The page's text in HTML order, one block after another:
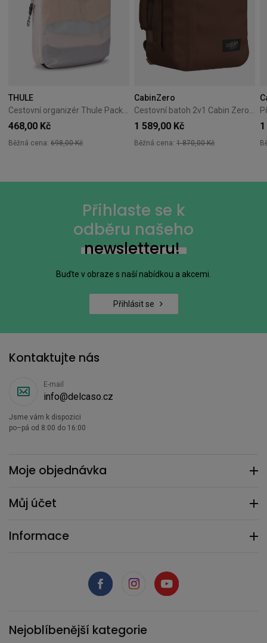
THULE
Cestovní organizér Thule PackingCube kompresní M bílý
468,00 Kč
Běžná cena: 698,00 Kč
CabinZero
Cestovní batoh 2v1 Cabin Zero Classic Tech 28L Redwood
1 589,00 Kč
Běžná cena: 1 870,00 Kč
Přihlaste se k
odběru našeho
newsletteru!
Buďte v obraze s naší nabídkou a akcemi.
Přihlásit se
Moje objednávka
Můj účet
Informace
Kontaktujte nás
E-mail
info@delcaso.cz
Jsme vám k dispozici
po–pá od 8:00 do 16:00
Nejoblíbenější kategorie